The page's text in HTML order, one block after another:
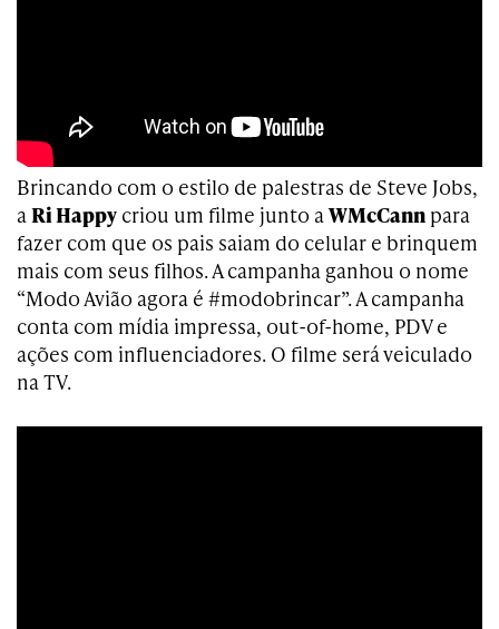
Brincando com o estilo de palestras de Steve Jobs,
aRi Happy criou um filme junto aWMcCann para
fazer com que os pais saiam do celular e brinquem
mais com seus filhos. A campanha ganhou o nome
“Modo Avião agora é #modobrincar”. A campanha
conta com mídia impressa, out-of-home, PDV e
ações com influenciadores. O filme será veiculado
na TV.